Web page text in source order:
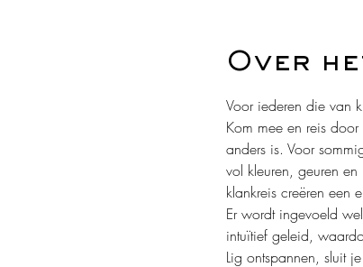
Over
Kom mee en reis
anders is. Voor
vol kleuren, geuren
Er wordt ingevoeld